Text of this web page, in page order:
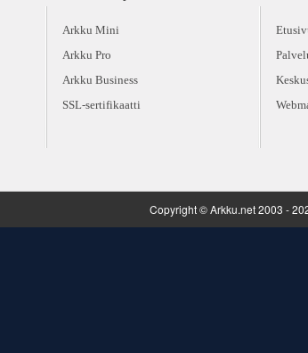
Arkku Mini
Arkku Pro
Arkku Business
SSL-sertifikaatti
Copyright © Arkku.net 2003 -